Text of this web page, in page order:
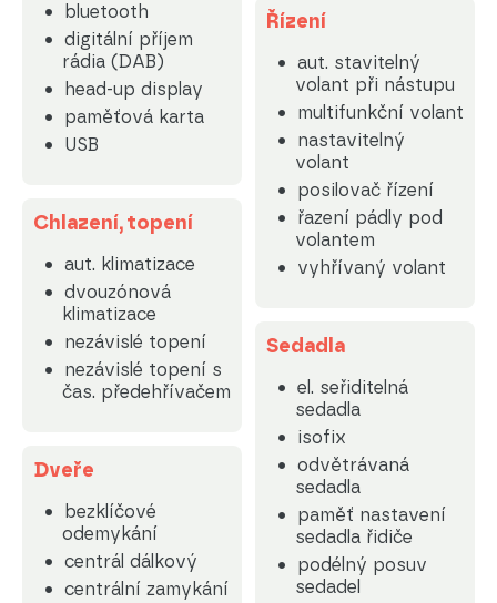
bluetooth
digitální příjem
rádia (DAB)
head-up display
paměťová karta
USB
Chlazení, topení
aut. klimatizace
dvouzónová
klimatizace
nezávislé topení
nezávislé topení s
čas. předehřívačem
Dveře
bezklíčové
odemykání
centrál dálkový
centrální zamykání
Řízení
aut. stavitelný
volant při nástupu
multifunkční volant
nastavitelný
volant
posilovač řízení
řazení pádly pod
volantem
vyhřívaný volant
Sedadla
el. seřiditelná
sedadla
isofix
odvětrávaná
sedadla
paměť nastavení
sedadla řidiče
podélný posuv
sedadel